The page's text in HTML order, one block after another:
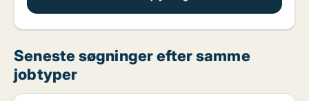
Seneste søgninger efter samme
jobtyper